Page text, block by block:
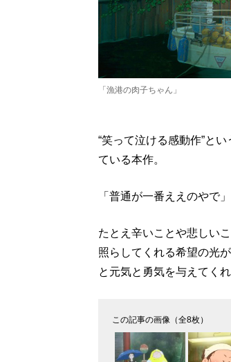
「漁港の肉子ちゃん」
“笑って泣ける感動作”と
ている本作。
「普通が一番ええのやで」
たとえ辛いことや悲しい
照らしてくれる希望の光
と元気と勇気を与えてくれ
この記事の画像（全8枚）